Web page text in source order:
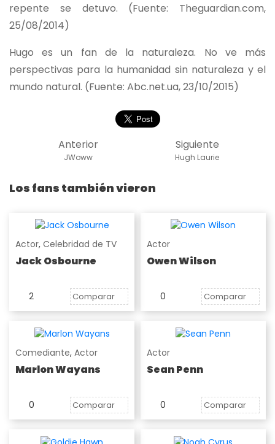
repente se detuvo. (Fuente: Theguardian.com,
25/08/2014)
Hugo es un fan de la naturaleza. No ve más
perspectivas para la humanidad sin naturaleza y el
mundo natural. (Fuente: Abc.net.ua, 23/10/2015)
Siguiente
Hugh Laurie
Anterior
JWoww
Los fans también vieron
Actor, Celebridad de TV
Jack Osbourne
2 Comparar
Actor
Owen Wilson
0 Comparar
Comediante, Actor
Marlon Wayans
0 Comparar
Actor
Sean Penn
0 Comparar